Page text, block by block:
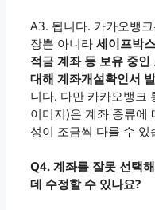
A3. 됩니다. 카카오뱅
장뿐 아니라 세이프박
적금 계좌 등 보유 중인
대해 계좌개설확인서
니다. 다만 카카오뱅크
이미지)은 계좌 종류에
성이 조금씩 다를 수 있
Q4. 계좌를 잘못 선택
데 수정할 수 있나요?